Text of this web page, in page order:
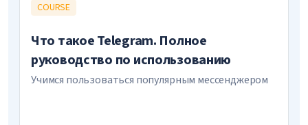
COURSE
Что такое Telegram. Полное
руководство по использованию
Учимся пользоваться популярным мессенджером